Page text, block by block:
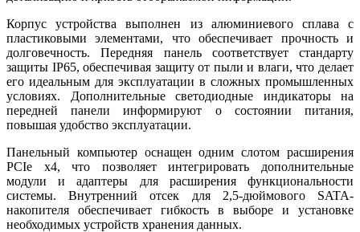
Корпус устройства выполнен из алюминиевого сплава с
пластиковыми элементами, что обеспечивает прочность и
долговечность. Передняя панель соответствует стандарту
защиты IP65, обеспечивая защиту от пыли и влаги, что делает
его идеальным для эксплуатации в сложных промышленных
условиях. Дополнительные светодиодные индикаторы на
передней панели информируют о состоянии питания,
повышая удобство эксплуатации.
Панельный компьютер оснащен одним слотом расширения
PCIe x4, что позволяет интегрировать дополнительные
модули и адаптеры для расширения функциональности
системы. Внутренний отсек для 2,5-дюймового SATA-
накопителя обеспечивает гибкость в выборе и установке
необходимых устройств хранения данных.